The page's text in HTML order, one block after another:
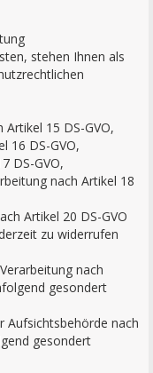
stehen Ihnen als
15 DS-GVO,
16 DS-GVO,
DS-GVO,
nach Artikel 18
Artikel 20 DS-GVO
zu widerrufen
nach
gesondert
Aufsichtsbehörde nach
gesondert